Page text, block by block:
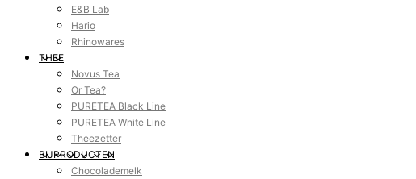
E&B Lab
Hario
Rhinowares
THEE
Novus Tea
Or Tea?
PURETEA Black Line
PURETEA White Line
Theezetter
BIJPRODUCTEN
Chocolademelk